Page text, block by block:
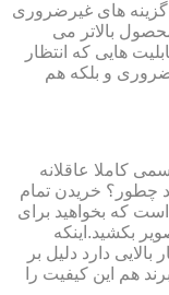
گزینه های غیرضروری
بالاتر می
هایی که انتظار
و بلکه هم
کاملا عاقلانه
چطور؟ خریدن تمام
است که بخواهید برای
بکشید.اینکه
دارد دلیل بر
هم این کیفیت را